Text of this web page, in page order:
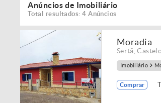
Anúncios de Imobiliário
Total resultados: 4 Anúncios
Moradia
Sertã ,
Imobiliário
Comprar